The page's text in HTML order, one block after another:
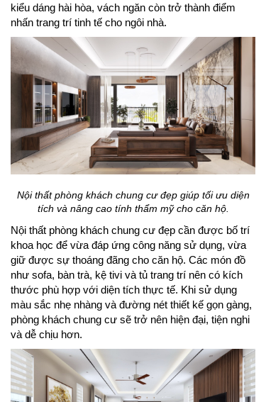
kiểu dáng hài hòa, vách ngăn còn trở thành điểm
nhấn trang trí tinh tế cho ngôi nhà.
Nội thất phòng khách chung cư đẹp giúp tối ưu diện
tích và nâng cao tính thẩm mỹ cho căn hộ.
Nội thất phòng khách chung cư đẹp cần được bố trí
khoa học để vừa đáp ứng công năng sử dụng, vừa
giữ được sự thoáng đãng cho căn hộ. Các món đồ
như sofa, bàn trà, kệ tivi và tủ trang trí nên có kích
thước phù hợp với diện tích thực tế. Khi sử dụng
màu sắc nhẹ nhàng và đường nét thiết kế gọn gàng,
phòng khách chung cư sẽ trở nên hiện đại, tiện nghi
và dễ chịu hơn.